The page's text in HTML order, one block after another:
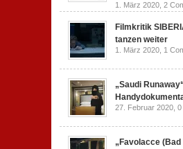
1. März 2020, 2
Filmkritik
tanzen weiter
1. März 2020, 1
„Saudi
27. Februar 2020, 0
„Favolacce